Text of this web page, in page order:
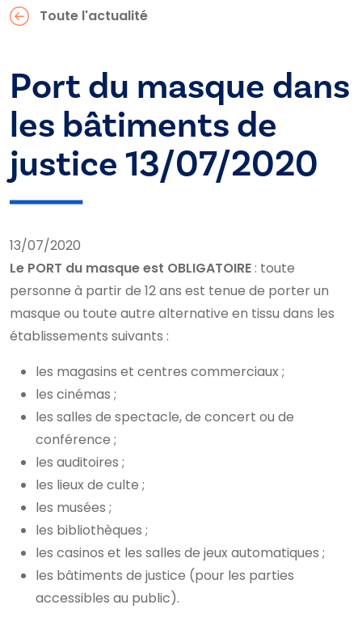
Toute l'actualité
Port du masque dans
les bâtiments de
justice 13/07/2020
13/07/2020
Le PORT du masque est OBLIGATOIRE: toute
personne à partir de 12 ans est tenue de porter un
masque ou toute autre alternative en tissu dans les
établissements suivants :
les magasins et centres commerciaux ;
les cinémas ;
les salles de spectacle, de concert ou de
conférence ;
les auditoires ;
les lieux de culte ;
les musées ;
les bibliothèques ;
les casinos et les salles de jeux automatiques ;
les bâtiments de justice (pour les parties
accessibles au public).